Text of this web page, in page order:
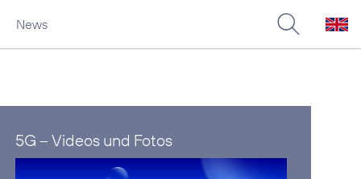
News
5G – Videos und Fotos